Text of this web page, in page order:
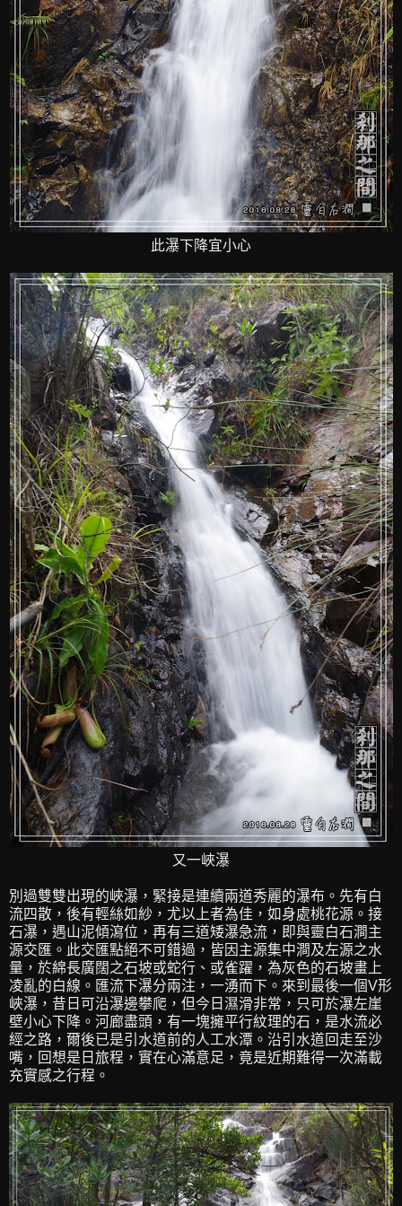
此瀑下降宜小心
又一峽瀑
別過雙雙出現的峽瀑，緊接是連續兩道秀麗的瀑布。先有白
流四散，後有輕絲如紗，尤以上者為佳，如身處桃花源。接
石瀑，遇山泥傾瀉位，再有三道矮瀑急流，即與靈白石澗主
源交匯。此交匯點絕不可錯過，皆因主源集中澗及左源之水
量，於綿長廣闊之石坡或蛇行、或雀躍，為灰色的石坡畫上
凌亂的白線。匯流下瀑分兩注，一湧而下。來到最後一個V形
峽瀑，昔日可沿瀑邊攀爬，但今日濕滑非常，只可於瀑左崖
壁小心下降。河廊盡頭，有一塊擁平行紋理的石，是水流必
經之路，爾後已是引水道前的人工水潭。沿引水道回走至沙
嘴，回想是日旅程，實在心滿意足，竟是近期難得一次滿載
充實感之行程。